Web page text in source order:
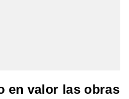
en valor las obras